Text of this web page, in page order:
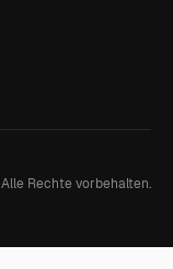
Alle Rechte vorbehalten.